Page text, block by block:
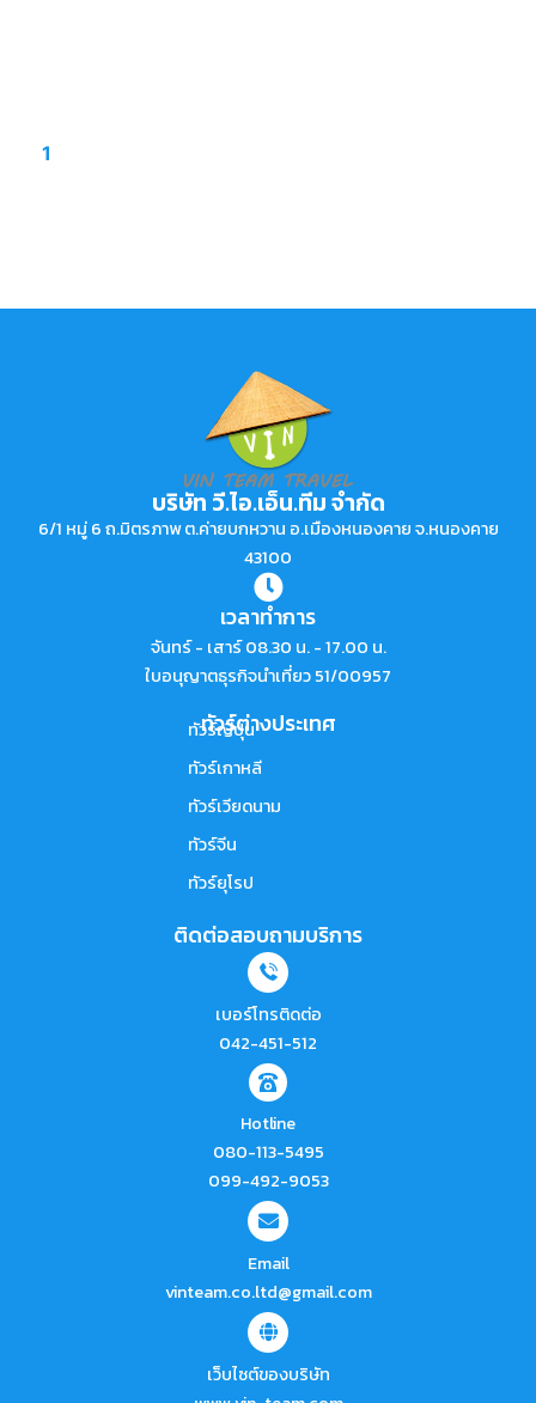
1
บริษัท วี.ไอ.เอ็น.ทีม จำกัด
6/1 หมู่ 6 ถ.มิตรภาพ ต.ค่ายบกหวาน อ.เมืองหนองคาย จ.หนองคาย
43100
เวลาทำการ
จันทร์ - เสาร์ 08.30 น. - 17.00 น.
ใบอนุญาตธุรกิจนำเที่ยว 51/00957
ทัวร์ต่างประเทศ
ทัวร์ญี่ปุ่น
ทัวร์เกาหลี
ทัวร์เวียดนาม
ทัวร์จีน
ทัวร์ยุโรป
ติดต่อสอบถามบริการ
เบอร์โทรติดต่อ
042-451-512
Hotline
080-113-5495
099-492-9053
Email
vinteam.co.ltd@gmail.com
เว็บไซต์ของบริษัท